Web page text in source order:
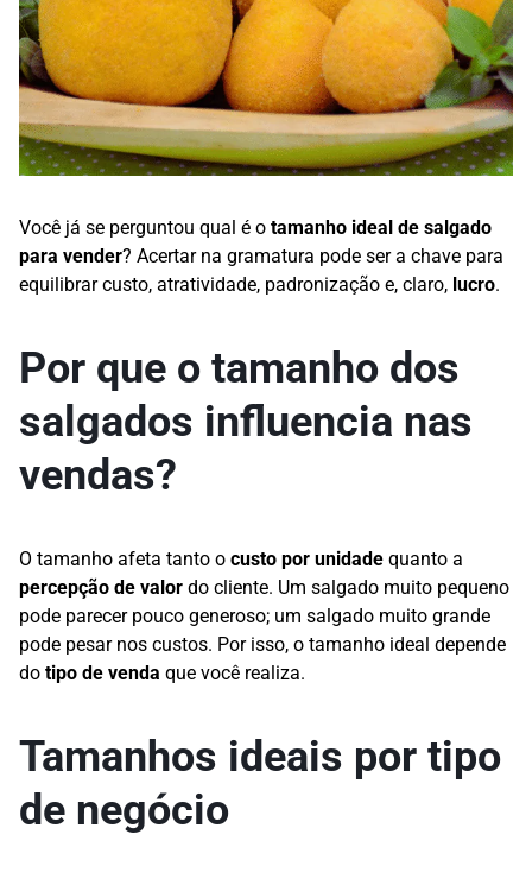
Você já se perguntou qual é o tamanho ideal de salgado
para vender? Acertar na gramatura pode ser a chave para
equilibrar custo, atratividade, padronização e, claro, lucro.
Por que o tamanho dos
salgados influencia nas
vendas?
O tamanho afeta tanto o custo por unidade quanto a
percepção de valor do cliente. Um salgado muito pequeno
pode parecer pouco generoso; um salgado muito grande
pode pesar nos custos. Por isso, o tamanho ideal depende
do tipo de venda que você realiza.
Tamanhos ideais por tipo
de negócio